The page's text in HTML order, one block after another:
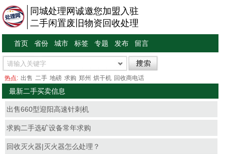
同城处理网诚邀您加盟入驻
二手闲置废旧物资回收处理
首页 省份 城市 标签 专题 发布 留言
热点: 出售 二手 地磅 求购 郑州 烘干机 回收商电话
最新二手买卖信息
出售660型迎阳高速针刺机
求购二手选矿设备常年求购
回收灭火器|灭火器怎么处理？